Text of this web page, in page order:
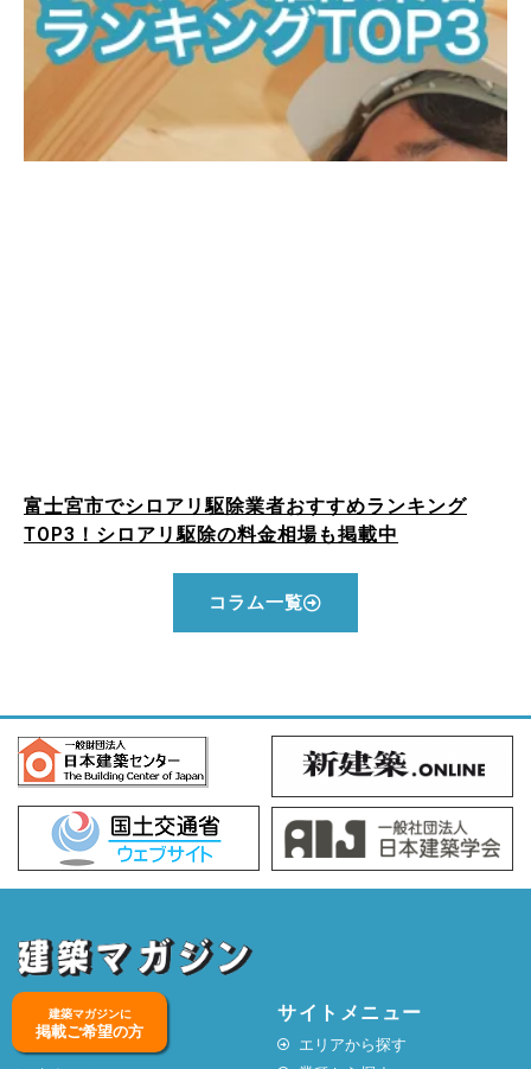
富士宮市でシロアリ駆除業者おすすめランキング
TOP3！シロアリ駆除の料金相場も掲載中
コラム一覧
建築マガジンに
掲載ご希望の方
サイトメニュー
エリアから探す